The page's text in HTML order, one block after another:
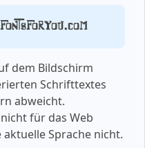
dem Bildschirm
Schrifttextes
abweicht.
für das Web
Sprache nicht.